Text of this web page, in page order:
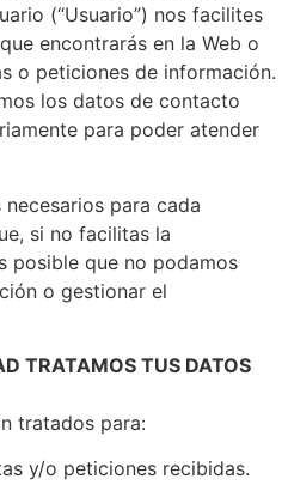
(“Usuario”) nos facilites
encontrarás en la Web o
o peticiones de información.
los datos de contacto
para poder atender
para cada
si no facilitas la
posible que no podamos
o gestionar el
TRATAMOS TUS DATOS
tratados para:
y/o peticiones recibidas.